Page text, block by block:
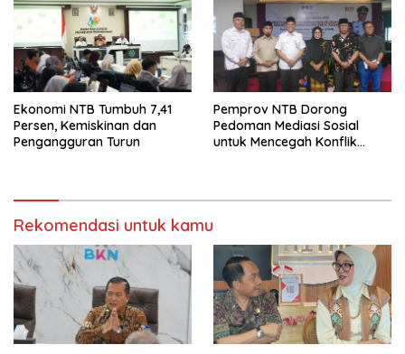
Ekonomi NTB Tumbuh 7,41
Persen, Kemiskinan dan
Pengangguran Turun
Pemprov NTB Dorong
Pedoman Mediasi Sosial
untuk Mencegah Konflik
Rekomendasi untuk kamu